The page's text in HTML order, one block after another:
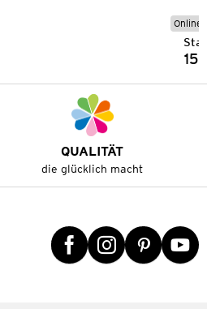
Online
QUALITÄT
die glücklich macht